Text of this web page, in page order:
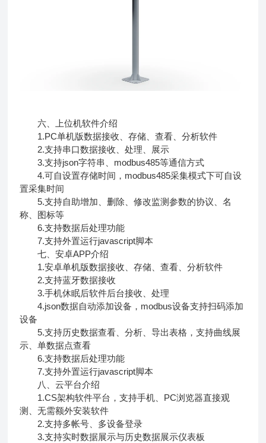
六、上位机软件介绍
1.PC单机版数据接收、存储、查看、分析软件
2.支持串口数据接收、处理、展示
3.支持json字符串、modbus485等通信方式
4.可自设置存储时间，modbus485采集模式下可自设
置采集时间
5.支持自助增加、删除、修改监测参数的协议、名
称、图标等
6.支持数据后处理功能
7.支持外置运行javascript脚本
七、安卓APP介绍
1.安卓单机版数据接收、存储、查看、分析软件
2.支持蓝牙数据接收
3.手机休眠后软件后台接收、处理
4.json数据自动添加设备，modbus设备支持扫码添加
设备
5.支持历史数据查看、分析、导出表格，支持曲线展
示、单数据点查看
6.支持数据后处理功能
7.支持外置运行javascript脚本
八、云平台介绍
1.CS架构软件平台，支持手机、PC浏览器直接观
测、无需额外安装软件
2.支持多帐号、多设备登录
3.支持实时数据展示与历史数据展示仪表板